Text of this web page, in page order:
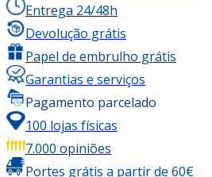
Entrega 24/48h
Devolução grátis
Papel de embrulho grátis
Garantias e serviços
Pagamento parcelado
100 lojas físicas
7.000 opiniões
Portes grátis a partir de 60€